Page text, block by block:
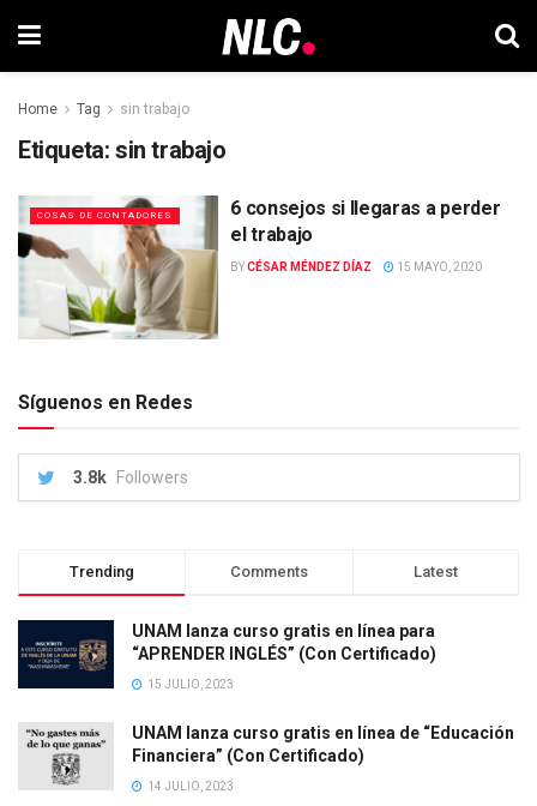
Home Tag sin trabajo
Etiqueta: sin trabajo
COSAS DE CONTADORES
6 consejos si llegaras a perder
el trabajo
BYCÉSAR MÉNDEZ DÍAZ 15 MAYO, 2020
Síguenos en Redes
3.8k Followers
Trending Comments Latest
UNAM lanza curso gratis en línea para
“APRENDER INGLÉS” (Con Certificado)
15 JULIO, 2023
UNAM lanza curso gratis en línea de “Educación
Financiera” (Con Certificado)
14 JULIO, 2023